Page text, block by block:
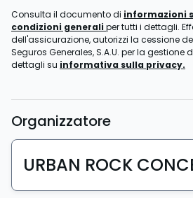
Consulta il documento di informazioni
condizioni generali per tutti i dettagli.
dell'assicurazione, autorizzi la cessione
Seguros Generales, S.A.U. per la gestione
dettagli su informativa sulla privacy.
Organizzatore
URBAN ROCK